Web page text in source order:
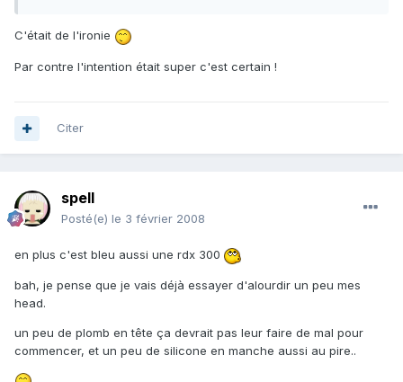
C'était de l'ironie
Par contre l'intention était super c'est certain !
Citer
spell
Posté(e) le 3 février 2008
en plus c'est bleu aussi une rdx 300
bah, je pense que je vais déjà essayer d'alourdir un peu mes
head.
un peu de plomb en tête ça devrait pas leur faire de mal pour
commencer, et un peu de silicone en manche aussi au pire..